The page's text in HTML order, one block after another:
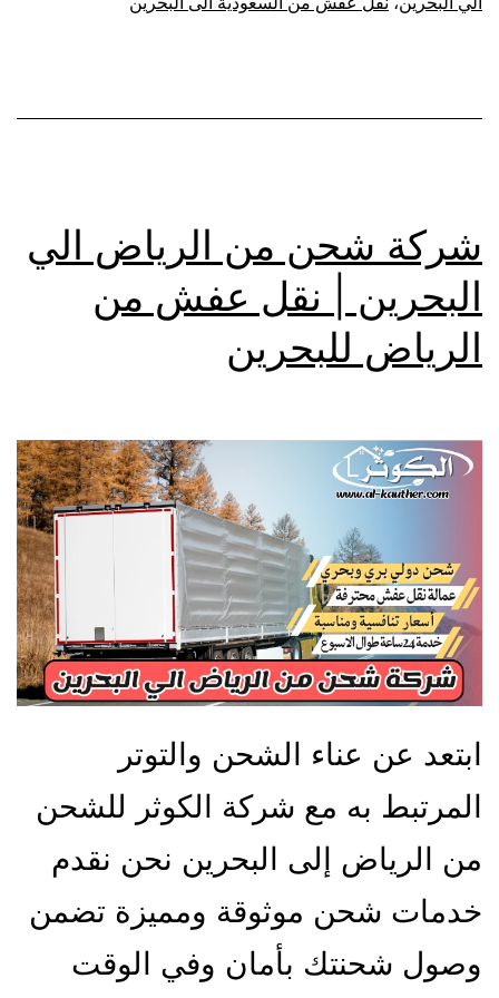
السعودية
شركة شحن من الرياض الي
البحرين | نقل عفش من
الرياض للبحرين
ابتعد عن عناء الشحن والتوتر
المرتبط به مع شركة الكوثر للشحن
من الرياض إلى البحرين نحن نقدم
خدمات شحن موثوقة ومميزة تضمن
وصول شحنتك بأمان وفي الوقت